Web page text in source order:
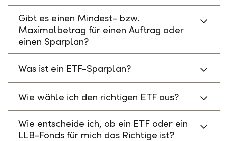
Gibt es einen Mindest- bzw.
Maximalbetrag für einen Auftrag oder
einen Sparplan?
Was ist ein ETF-Sparplan?
Wie wähle ich den richtigen ETF aus?
Wie entscheide ich, ob ein ETF oder ein
LLB-Fonds für mich das Richtige ist?